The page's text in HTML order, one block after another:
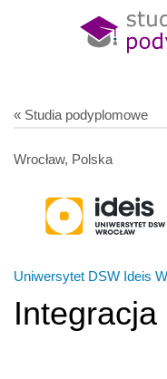
« Studia podyplomowe
Wrocław, Polska
Uniwersytet DSW Ideis